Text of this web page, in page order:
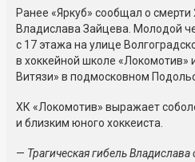
Ранее «Яркуб» сообщал о смерти
Владислава Зайцева. Молодой
с 17 этажа на улице
в хоккейной школе «Локомотив»
Витязи» в подмосковном
ХК «Локомотив» выражает
и близким юного хоккеиста.
— Трагическая гибель